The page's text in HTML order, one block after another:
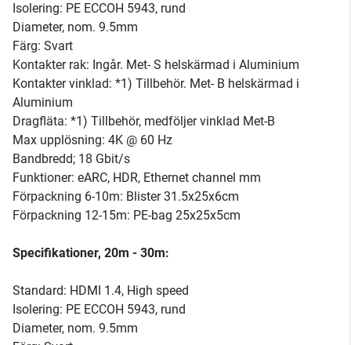
Isolering: PE ECCOH 5943, rund
Diameter, nom. 9.5mm
Färg: Svart
Kontakter rak: Ingår. Met- S helskärmad i Aluminium
Kontakter vinklad: *1) Tillbehör. Met- B helskärmad i
Aluminium
Dragfläta: *1) Tillbehör, medföljer vinklad Met-B
Max upplösning: 4K @ 60 Hz
Bandbredd; 18 Gbit/s
Funktioner: eARC, HDR, Ethernet channel mm
Förpackning 6-10m: Blister 31.5x25x6cm
Förpackning 12-15m: PE-bag 25x25x5cm
Specifikationer, 20m - 30m:
Standard: HDMI 1.4, High speed
Isolering: PE ECCOH 5943, rund
Diameter, nom. 9.5mm